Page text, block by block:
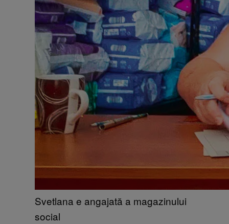
Svetlana e angajată a magazinului
social